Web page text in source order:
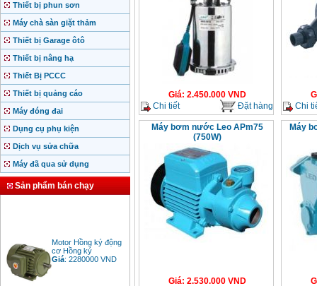
Thiết bị phun sơn
Máy chà sàn giặt thảm
Thiết bị Garage ôtô
Thiết bị nâng hạ
Thiết Bị PCCC
Thiết bị quảng cáo
Máy đóng đai
Dụng cụ phụ kiện
Dịch vụ sửa chữa
Máy đã qua sử dụng
Sản phẩm bán chạy
Motor Hồng ký động
cơ Hồng ký
Giá :2280000 VND
Giá: 2.450.000VND
Chi tiết
Đặt hàng
Chi
Máy bơm nước Leo APm75
(750W)
Giá: 2.530.000VND
Máy